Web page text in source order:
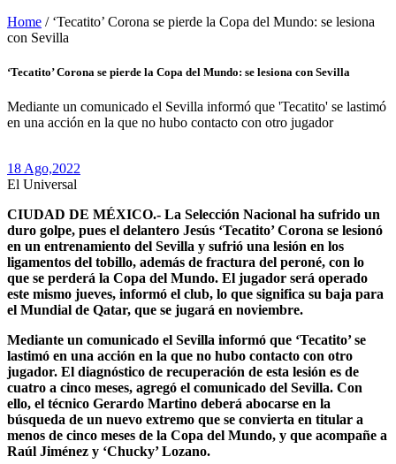
Home / ‘Tecatito’ Corona se pierde la Copa del Mundo: se lesiona
con Sevilla
‘Tecatito’ Corona se pierde la Copa del Mundo: se lesiona con Sevilla
Mediante un comunicado el Sevilla informó que 'Tecatito' se lastimó
en una acción en la que no hubo contacto con otro jugador
18 Ago,2022
El Universal
CIUDAD DE MÉXICO.- La Selección Nacional ha sufrido un
duro golpe, pues el delantero Jesús ‘Tecatito’ Corona se lesionó
en un entrenamiento del Sevilla y sufrió una lesión en los
ligamentos del tobillo, además de fractura del peroné, con lo
que se perderá la Copa del Mundo. El jugador será operado
este mismo jueves, informó el club, lo que significa su baja para
el Mundial de Qatar, que se jugará en noviembre.
Mediante un comunicado el Sevilla informó que ‘Tecatito’ se
lastimó en una acción en la que no hubo contacto con otro
jugador. El diagnóstico de recuperación de esta lesión es de
cuatro a cinco meses, agregó el comunicado del Sevilla. Con
ello, el técnico Gerardo Martino deberá abocarse en la
búsqueda de un nuevo extremo que se convierta en titular a
menos de cinco meses de la Copa del Mundo, y que acompañe a
Raúl Jiménez y ‘Chucky’ Lozano.